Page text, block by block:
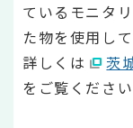
ているモニタ
た物を使用して
詳しくは
茨
をご覧ください